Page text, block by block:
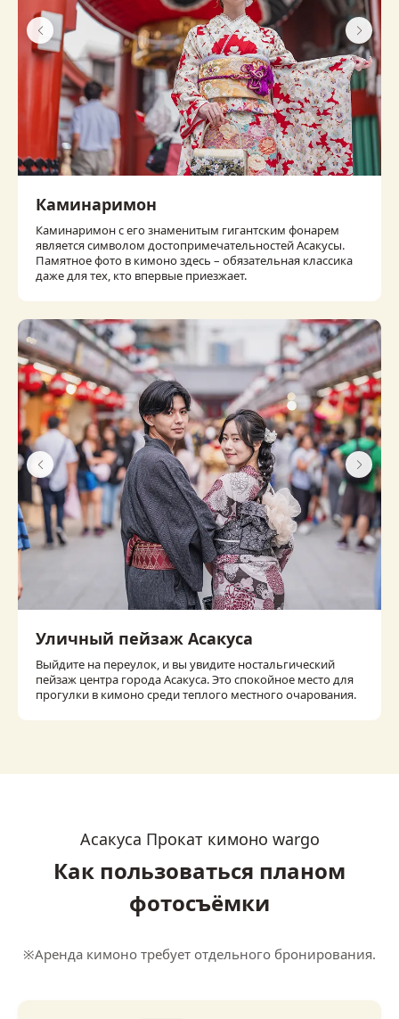
Каминаримон
Каминаримон с его знаменитым гигантским фонарем
является символом достопримечательностей Асакусы.
Памятное фото в кимоно здесь – обязательная классика
даже для тех, кто впервые приезжает.
Уличный пейзаж Асакуса
Выйдите на переулок, и вы увидите ностальгический
пейзаж центра города Асакуса. Это спокойное место для
прогулки в кимоно среди теплого местного очарования.
Асакуса Прокат кимоно wargo
Как пользоваться планом
фотосъёмки
※Аренда кимоно требует отдельного бронирования.